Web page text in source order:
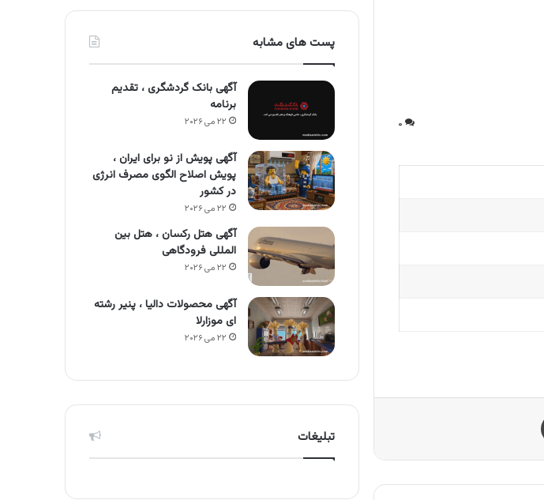
۰
پست های مشابه
آگهی بانک گردشگری ، تقدیم
برنامه
۲۲ می ۲۰۲۶
آگهی پویش از نو برای ایران ،
پویش اصلاح الگوی مصرف انرژی
در کشور
۲۲ می ۲۰۲۶
آگهی هتل رکسان ، هتل بین
المللی فرودگاهی
۲۲ می ۲۰۲۶
آگهی محصولات دالیا ، پنیر رشته
ای موزارلا
۲۲ می ۲۰۲۶
تبلیغات